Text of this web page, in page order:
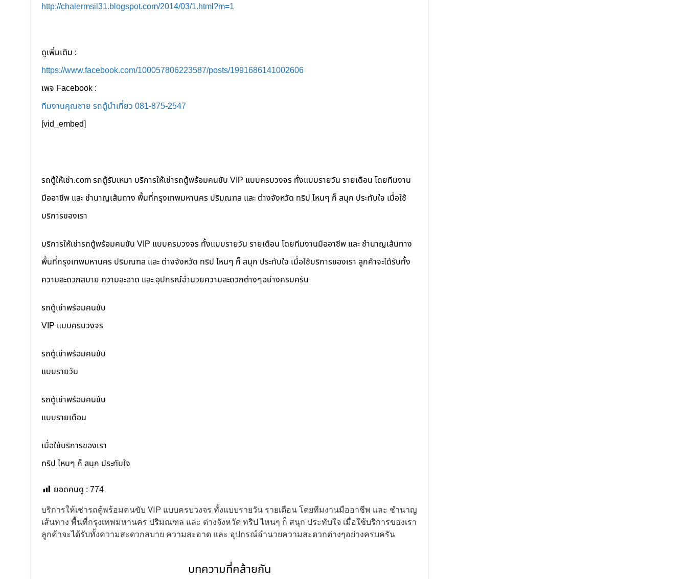
http://chalermsil31.blogspot.com/2014/03/1.html?m=1
ดูเพิ่มเติม :
https://www.facebook.com/100057806223587/posts/1991686141002606
เพจ Facebook :
ทีมงานคุณชาย รถตู้นำเที่ยว 081-875-2547
[vid_embed]
รถตู้ให้เช่า.com รถตู้รับเหมา บริการให้เช่ารถตู้พร้อมคนขับ VIP แบบครบวงจร ทั้งแบบรายวัน รายเดือน โดยทีมงาน
มืออาชีพ และ ชำนาญเส้นทาง พื้นที่กรุงเทพมหานคร ปริมณฑล และ ต่างจังหวัด ทริป ไหนๆ ก็ สนุก ประทับใจ เมื่อใช้
บริการของเรา
บริการให้เช่ารถตู้พร้อมคนขับ VIP แบบครบวงจร ทั้งแบบรายวัน รายเดือน โดยทีมงานมืออาชีพ และ ชำนาญเส้นทาง
พื้นที่กรุงเทพมหานคร ปริมณฑล และ ต่างจังหวัด ทริป ไหนๆ ก็ สนุก ประทับใจ เมื่อใช้บริการของเรา ลูกค้าจะได้รับทั้ง
ความสะดวกสบาย ความสะอาด และ อุปกรณ์อำนวยความสะดวกต่างๆอย่างครบครัน
รถตู้เช่าพร้อมคนขับ
VIP แบบครบวงจร
รถตู้เช่าพร้อมคนขับ
แบบรายวัน
รถตู้เช่าพร้อมคนขับ
แบบรายเดือน
เมื่อใช้บริการของเรา
ทริป ไหนๆ ก็ สนุก ประทับใจ
ยอดคนดู : 774
บริการให้เช่ารถตู้พร้อมคนขับ VIP แบบครบวงจร ทั้งแบบรายวัน รายเดือน โดยทีมงานมืออาชีพ และ ชำนาญ
เส้นทาง พื้นที่กรุงเทพมหานคร ปริมณฑล และ ต่างจังหวัด ทริป ไหนๆ ก็ สนุก ประทับใจ เมื่อใช้บริการของเรา
ลูกค้าจะได้รับทั้งความสะดวกสบาย ความสะอาด และ อุปกรณ์อำนวยความสะดวกต่างๆอย่างครบครัน
บทความที่คล้ายกัน